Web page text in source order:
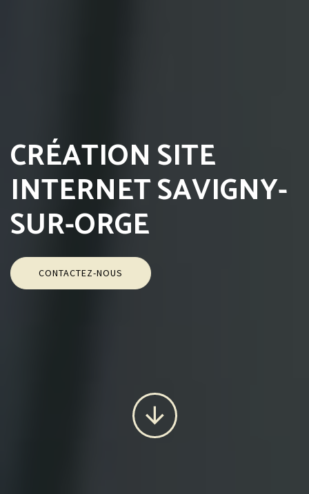
CRÉATION SITE
INTERNET SAVIGNY-
SUR-ORGE
CONTACTEZ-NOUS